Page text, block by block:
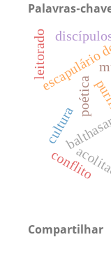
Palavras-
leitorado
poética
cultura
conflito
Compartilhar